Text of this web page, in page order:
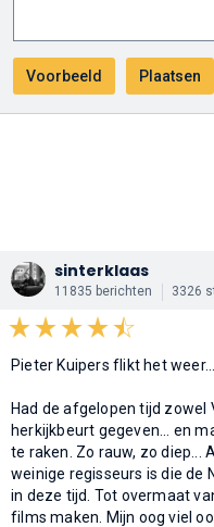
sinterklaas
11835 berichten 3326
Pieter Kuipers flikt het weer...
Had de afgelopen tijd zowel
herkijkbeurt gegeven... en
te raken. Zo rauw, zo diep...
weinige regisseurs is die de
in deze tijd. Tot overmaat
films maken. Mijn oog viel